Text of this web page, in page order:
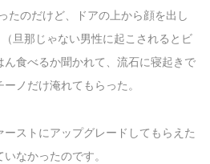
たのだけど、ドアの上から顔を出し
旦那じゃない男性に起こされるとビ
ん食べるか聞かれて、流石に寝起きで
ノだけ淹れてもらった。
ストにアップグレードしてもらえた
なかったのです。